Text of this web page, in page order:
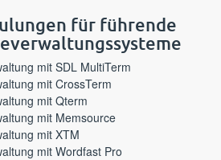
für führende
mit SDL MultiTerm⁪⁪
mit CrossTerm⁪⁪
mit Qterm⁪⁪
mit Memsource⁪⁪
mit XTM⁪⁪
mit Wordfast Pro⁪⁪